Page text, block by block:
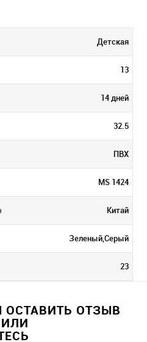
Детская
13
14 дней
32.5
ПВХ
MS 1424
Китай
Зеленый,Серый
23
ОСТАВИТЬ ОТЗЫВ